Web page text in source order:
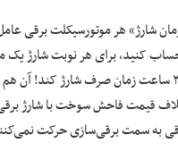
شارژ» هر موتورسیکلت برقی
کنید، برای هر نوبت شارژ یک
حداقل باید ۳ ساعت زمان صرف شارژ
قیمت فاحش سوخت با شارژ
به سمت برقی‌سازی حرکت